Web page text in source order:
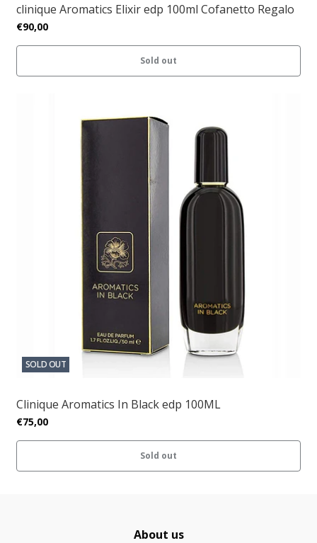
clinique Aromatics Elixir edp 100ml Cofanetto Regalo
€90,00
Sold out
SOLD OUT
Clinique Aromatics In Black edp 100ML
€75,00
Sold out
About us